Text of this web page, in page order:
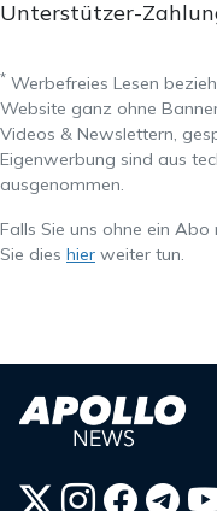
Unterstützer-
* Werbefreies Lesen
Website ganz ohne
Videos & Newslettern,
Eigenwerbung sind aus
ausgenommen.
Falls Sie uns ohne ein
Sie dies hier weiter tun.